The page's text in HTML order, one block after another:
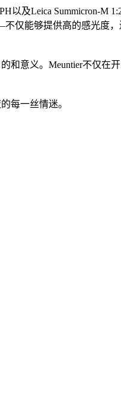
及Leica Summicron-M
仅能够提供高的感光度
和意义。Meuntier不仅
每一丝情迷。